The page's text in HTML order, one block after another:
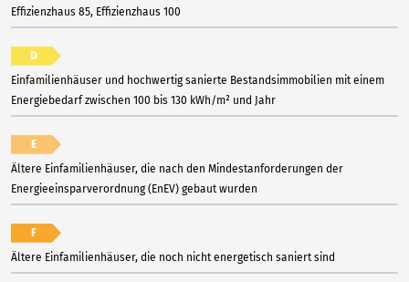
Effizienzhaus 85, Effizienzhaus 100
D
Einfamilienhäuser und hochwertig sanierte Bestandsimmobilien mit einem
Energiebedarf zwischen 100 bis 130 kWh/m² und Jahr
E
Ältere Einfamilienhäuser, die nach den Mindestanforderungen der
Energieeinsparverordnung (EnEV) gebaut wurden
F
Ältere Einfamilienhäuser, die noch nicht energetisch saniert sind